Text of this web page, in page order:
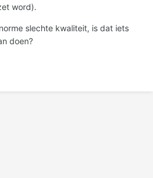
word).
slechte kwaliteit, is dat iets
doen?